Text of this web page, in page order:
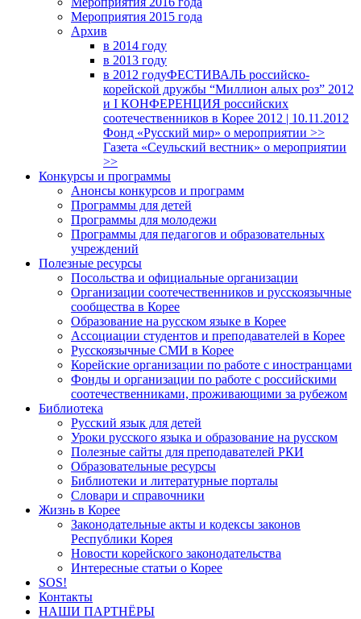
Мероприятия 2015 года
Архив
в 2014 году
в 2013 году
в 2012 годуФЕСТИВАЛЬ российско-
корейской дружбы “Миллион алых роз” 2012
и I КОНФЕРЕНЦИЯ российских
соотечественников в Корее 2012 | 10.11.2012
Фонд «Русский мир» о мероприятии >>
Газета «Сеульский вестник» о мероприятии
>>
Конкурсы и программы
Анонсы конкурсов и программ
Программы для детей
Программы для молодежи
Программы для педагогов и образовательных
учреждений
Полезные ресурсы
Посольства и официальные организации
Организации соотечественников и русскоязычные
сообщества в Корее
Образование на русском языке в Корее
Ассоциации студентов и преподавателей в Корее
Русскоязычные СМИ в Корее
Корейские организации по работе с иностранцами
Фонды и организации по работе с российскими
соотечественниками, проживающими за рубежом
Библиотека
Русский язык для детей
Уроки русского языка и образование на русском
Полезные сайты для преподавателей РКИ
Образовательные ресурсы
Библиотеки и литературные порталы
Словари и справочники
Жизнь в Корее
Законодательные акты и кодексы законов
Республики Корея
Новости корейского законодательства
Интересные статьи о Корее
SOS!
Контакты
НАШИ ПАРТНЁРЫ